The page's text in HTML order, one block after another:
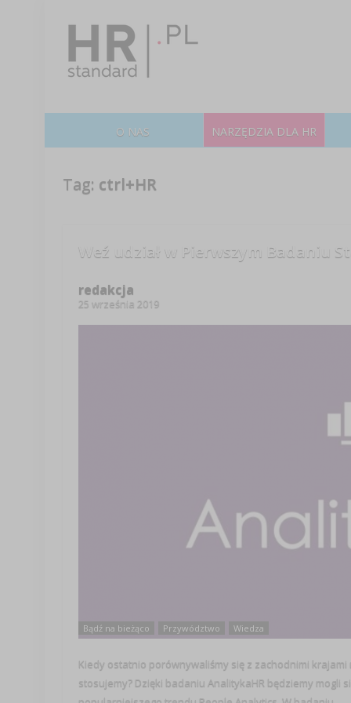
O NAS NARZĘDZIA DLA HR
Tag: ctrl+HR
Weź udział w Pierwszym Badaniu
redakcja
25 września 2019
Bądź na bieżąco Przywództwo Wiedza
Kiedy ostatnio porównywaliśmy się z zachodnimi krajami
stosujemy? Dzięki badaniu AnalitykaHR będziemy